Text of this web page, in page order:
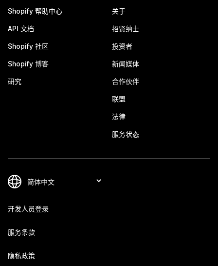
Shopify 帮助中心
API 文档
Shopify 社区
Shopify 博客
研究
关于
招贤纳士
投资者
新闻媒体
合作伙伴
联盟
法律
服务状态
开发人员登录
服务条款
隐私政策